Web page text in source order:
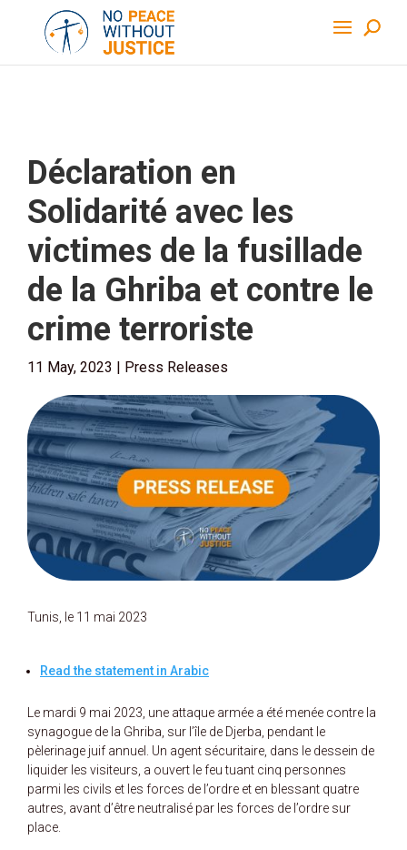
Déclaration en
Solidarité avec les
victimes de la fusillade
de la Ghriba et contre le
crime terroriste
11 May, 2023 | Press Releases
Tunis, le 11 mai 2023
Read the statement in Arabic
Le mardi 9 mai 2023, une attaque armée a été menée contre la
synagogue de la Ghriba, sur l’île de Djerba, pendant le
pèlerinage juif annuel. Un agent sécuritaire, dans le dessein de
liquider les visiteurs, a ouvert le feu tuant cinq personnes
parmi les civils et les forces de l’ordre et en blessant quatre
autres, avant d’être neutralisé par les forces de l’ordre sur
place.